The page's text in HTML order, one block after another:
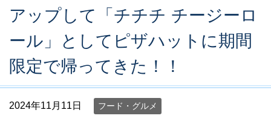
アップして「チチチ チージーロ
ール」としてピザハットに期間
限定で帰ってきた！！
2024年11月11日 フード・グルメ